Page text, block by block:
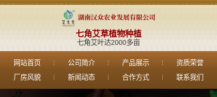
七角艾草植物种植
七角艾叶达2000多亩
网站首页 公司简介 产品展示
资质荣誉
厂房风貌
新闻动态 合作方式 联系我们